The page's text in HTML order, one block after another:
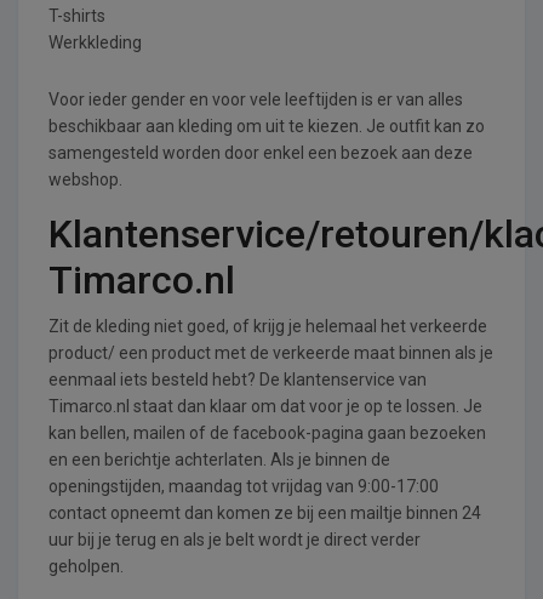
T-shirts
Werkkleding
Voor ieder gender en voor vele leeftijden is er van alles
beschikbaar aan kleding om uit te kiezen. Je outfit kan zo
samengesteld worden door enkel een bezoek aan deze
webshop.
Klantenservice/retouren/
Timarco.nl
Zit de kleding niet goed, of krijg je helemaal het verkeerde
product/ een product met de verkeerde maat binnen als je
eenmaal iets besteld hebt? De klantenservice van
Timarco.nl staat dan klaar om dat voor je op te lossen. Je
kan bellen, mailen of de facebook-pagina gaan bezoeken
en een berichtje achterlaten. Als je binnen de
openingstijden, maandag tot vrijdag van 9:00-17:00
contact opneemt dan komen ze bij een mailtje binnen 24
uur bij je terug en als je belt wordt je direct verder
geholpen.